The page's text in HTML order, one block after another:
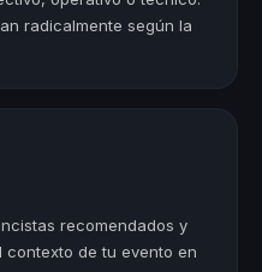
radicalmente según la
recomendados y
de tu evento en